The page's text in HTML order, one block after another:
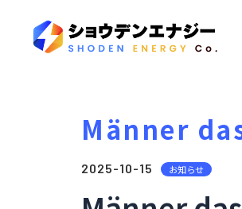
Männer
2025-10-15 お知らせ